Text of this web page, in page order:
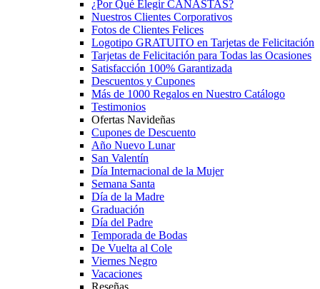
¿Por Qué Elegir CANASTAS?
Nuestros Clientes Corporativos
Fotos de Clientes Felices
Logotipo GRATUITO en Tarjetas de Felicitación
Tarjetas de Felicitación para Todas las Ocasiones
Satisfacción 100% Garantizada
Descuentos y Cupones
Más de 1000 Regalos en Nuestro Catálogo
Testimonios
Ofertas Navideñas
Cupones de Descuento
Año Nuevo Lunar
San Valentín
Día Internacional de la Mujer
Semana Santa
Día de la Madre
Graduación
Día del Padre
Temporada de Bodas
De Vuelta al Cole
Viernes Negro
Vacaciones
Reseñas